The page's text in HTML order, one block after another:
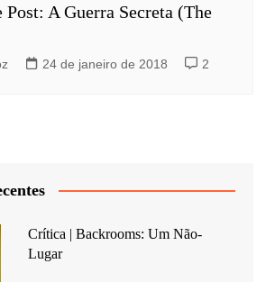
A Guerra Secreta (The
24 de janeiro de 2018 2
Crítica | Backrooms: Um Não-
Lugar